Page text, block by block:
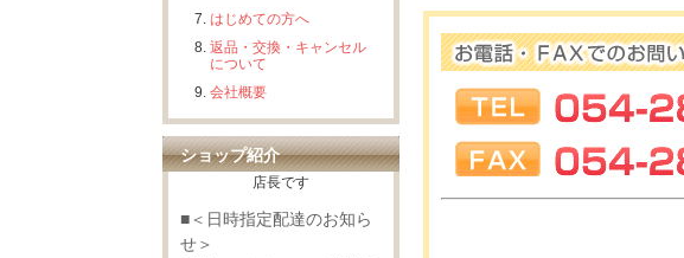
はじめての方へ
返品・交換・キャンセル
について
会社概要
ショップ紹介
店長です
■＜日時指定配達のお知ら
せ＞